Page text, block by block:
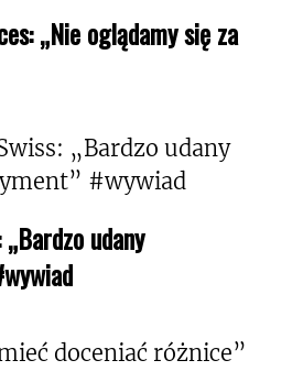
„Nie oglądamy się za
udany